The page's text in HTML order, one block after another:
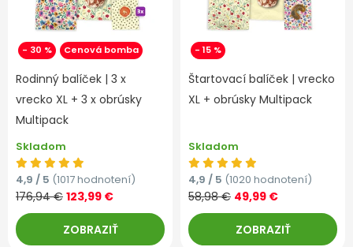
- 30 % Cenová bomba
Rodinný balíček | 3 x
vrecko XL + 3 x obrúsky
Multipack
Skladom
4,9 / 5 (1017 hodnotení)
176,94 € 123,99 €
ZOBRAZIŤ
- 15 %
Štartovací balíček | vrecko
XL + obrúsky Multipack
Skladom
4,9 / 5 (1020 hodnotení)
58,98 € 49,99 €
ZOBRAZIŤ